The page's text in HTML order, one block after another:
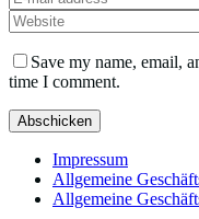
Save my name, email,
time I comment.
Impressum
Allgemeine
Allgemeine